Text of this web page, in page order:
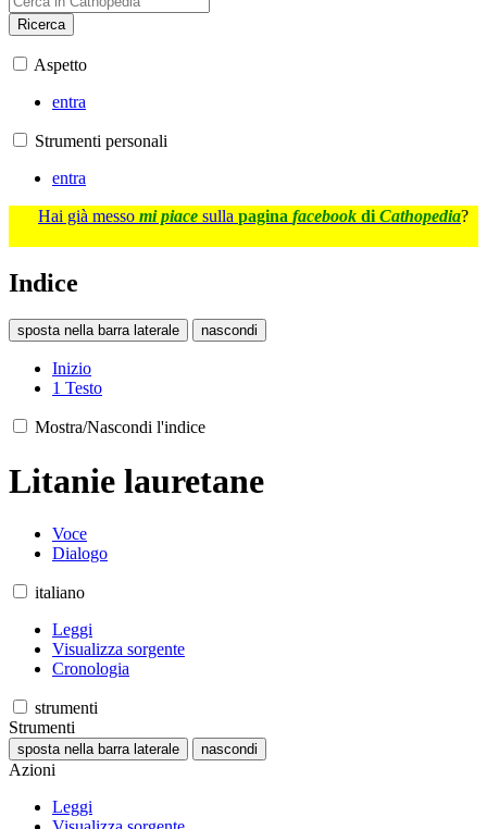
Ricerca
Aspetto
entra
Strumenti personali
entra
Hai già messo mi piace sulla pagina facebook di Cathopedia?
Indice
sposta nella barra laterale nascondi
Inizio
1 Testo
Mostra/Nascondi l'indice
Litanie lauretane
Voce
Dialogo
italiano
Leggi
Visualizza sorgente
Cronologia
strumenti
Strumenti
sposta nella barra laterale nascondi
Azioni
Leggi